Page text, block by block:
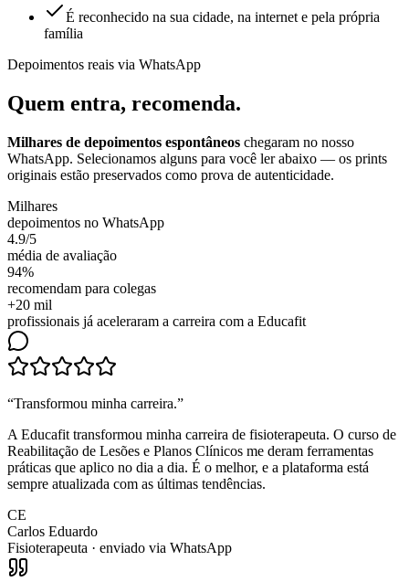
É reconhecido na sua cidade, na internet e pela própria
família
Depoimentos reais via WhatsApp
Quem entra, recomenda.
Milhares de depoimentos espontâneos chegaram no nosso
WhatsApp. Selecionamos alguns para você ler abaixo — os prints
originais estão preservados como prova de autenticidade.
Milhares
depoimentos no WhatsApp
4.9/5
média de avaliação
94%
recomendam para colegas
+20 mil
profissionais já aceleraram a carreira com a Educafit
“Transformou minha carreira.”
A Educafit transformou minha carreira de fisioterapeuta. O curso de
Reabilitação de Lesões e Planos Clínicos me deram ferramentas
práticas que aplico no dia a dia. É o melhor, e a plataforma está
sempre atualizada com as últimas tendências.
CE
Carlos Eduardo
Fisioterapeuta · enviado via WhatsApp